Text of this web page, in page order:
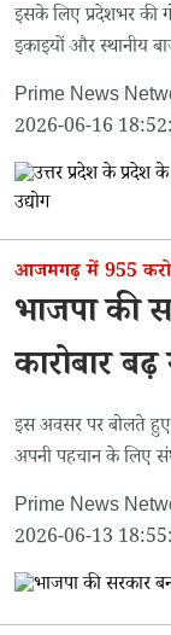
इसके लिए प्रदेशभर
इकाइयों और स्थानीय
Prime News
2026-06-16
आजमगढ़ में 955
भाजपा की
कारोबार बढ़
इस अवसर पर बोलते
अपनी पहचान के लिए
सरकार बनाई, तो राज्य
Prime News
2026-06-13